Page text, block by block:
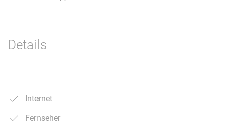
Details
Internet
Fernseher